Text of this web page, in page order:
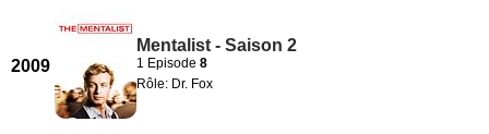
2009
Mentalist - Saison 2
1 Episode 8
Rôle: Dr. Fox